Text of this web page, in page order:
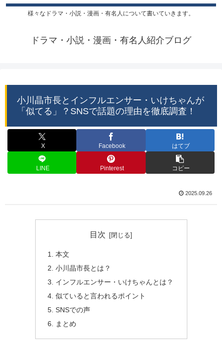
様々なドラマ・小説・漫画・有名人について書いていきます。
ドラマ・小説・漫画・有名人紹介ブログ
小川晶市長とインフルエンサー・いけちゃんが
「似てる」？SNSで話題の理由を徹底調査！
X Facebook はてブ
LINE Pinterest コピー
2025.09.26
目次
本文
小川晶市長とは？
インフルエンサー・いけちゃんとは？
似ていると言われるポイント
SNSでの声
まとめ